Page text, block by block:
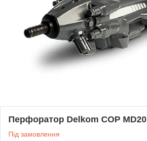
Перфоратор Delkom COP MD20
Під замовлення